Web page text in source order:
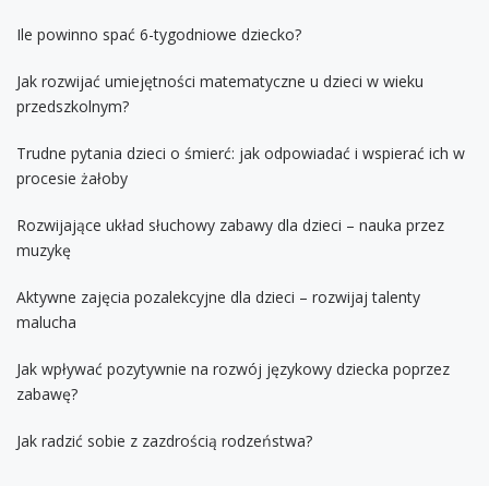
Ile powinno spać 6-tygodniowe dziecko?
Jak rozwijać umiejętności matematyczne u dzieci w wieku
przedszkolnym?
Trudne pytania dzieci o śmierć: jak odpowiadać i wspierać ich w
procesie żałoby
Rozwijające układ słuchowy zabawy dla dzieci – nauka przez
muzykę
Aktywne zajęcia pozalekcyjne dla dzieci – rozwijaj talenty
malucha
Jak wpływać pozytywnie na rozwój językowy dziecka poprzez
zabawę?
Jak radzić sobie z zazdrością rodzeństwa?